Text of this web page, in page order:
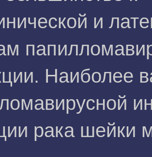
и
Наиболее
рака шейки